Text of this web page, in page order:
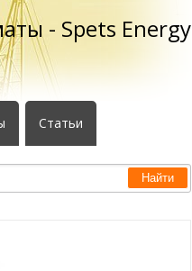
- Spets Energy
Статьи
Найти